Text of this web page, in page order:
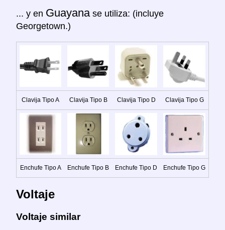
... y en Guayana se utiliza: (incluye
Georgetown.)
Clavija Tipo A Clavija Tipo B Clavija Tipo D Clavija Tipo G
Enchufe Tipo A Enchufe Tipo B Enchufe Tipo D Enchufe Tipo G
Voltaje
Voltaje similar